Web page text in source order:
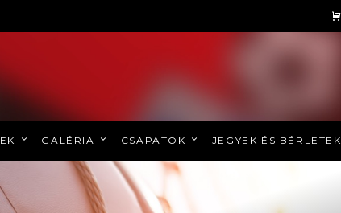
GALÉRIA CSAPATOK JEGYEK ÉS BÉRLETEK